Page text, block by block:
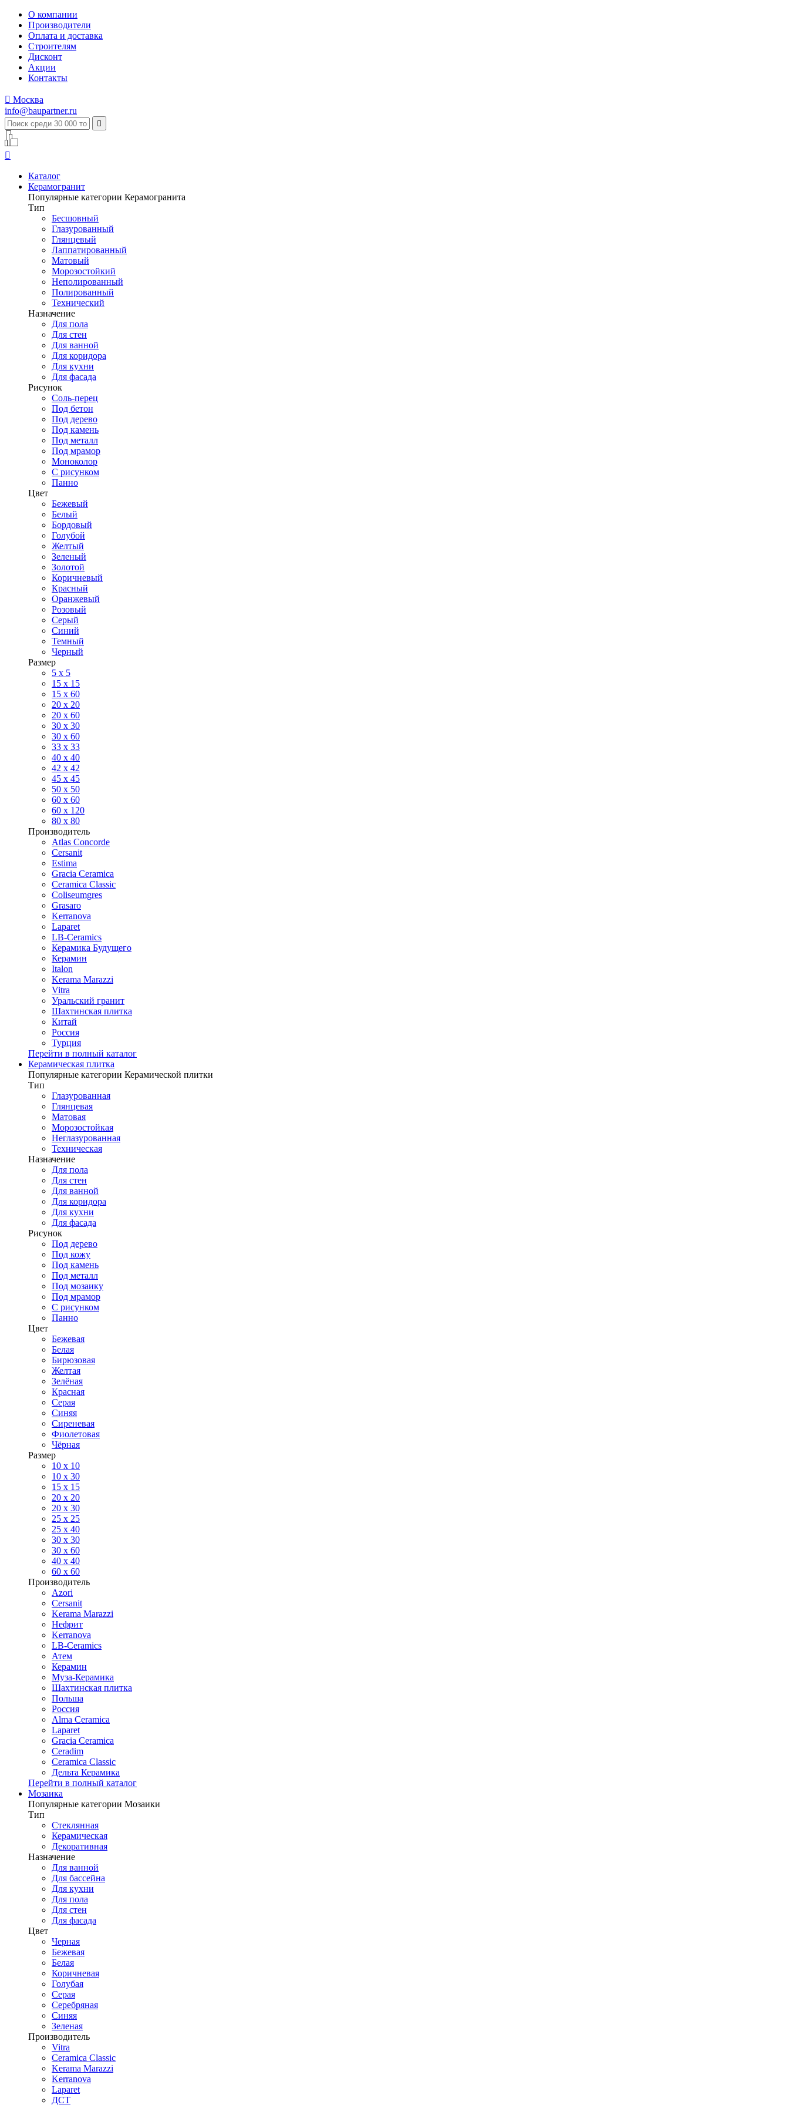
О компании
Производители
Оплата и доставка
Строителям
Дисконт
Акции
Контакты
 Москва
info@baupartner.ru


Каталог
Керамогранит
Популярные категории Керамогранита
Тип
Бесшовный
Глазурованный
Глянцевый
Лаппатированный
Матовый
Морозостойкий
Неполированный
Полированный
Технический
Назначение
Для пола
Для стен
Для ванной
Для коридора
Для кухни
Для фасада
Рисунок
Соль-перец
Под бетон
Под дерево
Под камень
Под металл
Под мрамор
Моноколор
С рисунком
Панно
Цвет
Бежевый
Белый
Бордовый
Голубой
Желтый
Зеленый
Золотой
Коричневый
Красный
Оранжевый
Розовый
Серый
Синий
Темный
Черный
Размер
5 x 5
15 x 15
15 x 60
20 х 20
20 x 60
30 х 30
30 x 60
33 x 33
40 х 40
42 x 42
45 x 45
50 x 50
60 х 60
60 x 120
80 x 80
Производитель
Atlas Concorde
Cersanit
Estima
Gracia Ceramica
Ceramica Classic
Coliseumgres
Grasaro
Kerranova
Laparet
LB-Ceramics
Керамика Будущего
Керамин
Italon
Kerama Marazzi
Vitra
Уральский гранит
Шахтинская плитка
Китай
Россия
Турция
Перейти в полный каталог
Керамическая плитка
Популярные категории Керамической плитки
Тип
Глазурованная
Глянцевая
Матовая
Морозостойкая
Неглазурованная
Техническая
Назначение
Для пола
Для стен
Для ванной
Для коридора
Для кухни
Для фасада
Рисунок
Под дерево
Под кожу
Под камень
Под металл
Под мозаику
Под мрамор
С рисунком
Панно
Цвет
Бежевая
Белая
Бирюзовая
Желтая
Зелёная
Красная
Серая
Синяя
Сиреневая
Фиолетовая
Чёрная
Размер
10 х 10
10 x 30
15 x 15
20 х 20
20 x 30
25 x 25
25 x 40
30 x 30
30 х 60
40 х 40
60 х 60
Производитель
Azori
Cersanit
Kerama Marazzi
Нефрит
Kerranova
LB-Ceramics
Атем
Керамин
Муза-Керамика
Шахтинская плитка
Польша
Россия
Alma Ceramica
Laparet
Gracia Ceramica
Ceradim
Ceramica Classic
Дельта Керамика
Перейти в полный каталог
Мозаика
Популярные категории Мозаики
Тип
Стеклянная
Керамическая
Декоративная
Назначение
Для ванной
Для бассейна
Для кухни
Для пола
Для стен
Для фасада
Цвет
Черная
Бежевая
Белая
Коричневая
Голубая
Серая
Серебряная
Синяя
Зеленая
Производитель
Vitra
Ceramica Classic
Kerama Marazzi
Kerranova
Laparet
ДСТ